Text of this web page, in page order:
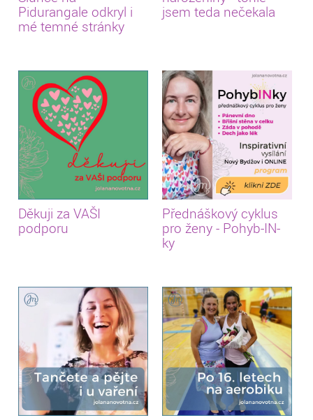
Pidurangale odkryl i
mé temné stránky
jsem teda nečekala
Děkuji za VAŠI
podporu
Přednáškový cyklus
pro ženy - Pohyb-IN-
ky